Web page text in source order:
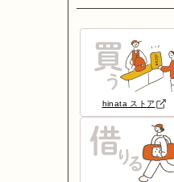
hinata ストア